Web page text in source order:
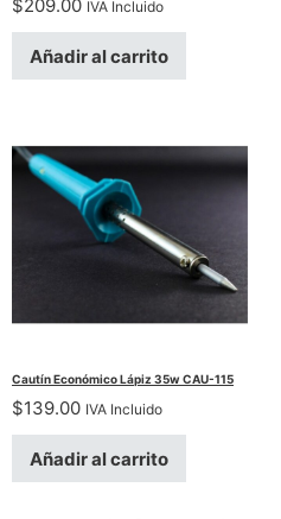
$209.00 IVA Incluido
Añadir al carrito
Cautín Económico Lápiz 35w CAU-115
$139.00 IVA Incluido
Añadir al carrito